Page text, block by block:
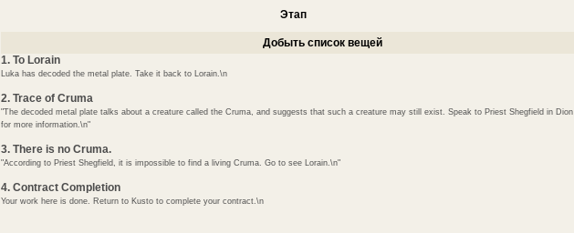
Этап
Добыть список вещей
1. To Lorain
Luka has decoded the metal plate. Take it back to Lorain.\n
2. Trace of Cruma
"The decoded metal plate talks about a creature called the Cruma, and suggests that such a creature may still exist. Speak to Priest Shegfield in Dion
for more information.\n"
3. There is no Cruma.
"According to Priest Shegfield, it is impossible to find a living Cruma. Go to see Lorain.\n"
4. Contract Completion
Your work here is done. Return to Kusto to complete your contract.\n